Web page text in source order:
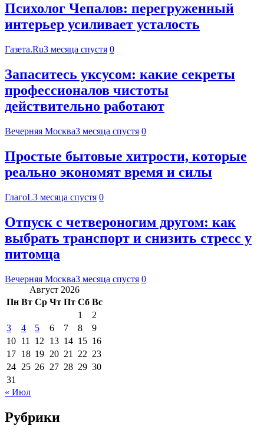
Психолог Чепалов: перегруженный
интерьер усиливает усталость
Газета.Ru3 месяца спустя 0
Запаситесь уксусом: какие секреты
профессионалов чистоты
действительно работают
Вечерняя Москва3 месяца спустя 0
Простые бытовые хитрости, которые
реально экономят время и силы
ГлагоL3 месяца спустя 0
Отпуск с четвероногим другом: как
выбрать транспорт и снизить стресс у
питомца
Вечерняя Москва3 месяца спустя 0
Август 2026
Пн Вт Ср Чт Пт Сб Вс
1
2
3
4 5 6 7 8
9
10 11 12 13 14 15 16
17 18 19 20 21 22 23
24 25 26 27 28 29 30
31
« Июл
Рубрики